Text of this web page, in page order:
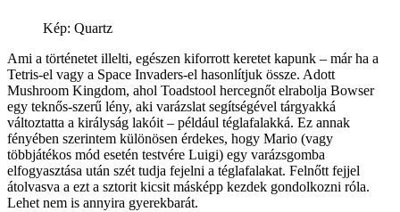
Kép: Quartz
Ami a történetet illelti, egészen kiforrott keretet kapunk – már ha a
Tetris-el vagy a Space Invaders-el hasonlítjuk össze. Adott
Mushroom Kingdom, ahol Toadstool hercegnőt elrabolja Bowser
egy teknős-szerű lény, aki varázslat segítségével tárgyakká
változtatta a királyság lakóit – például téglafalakká. Ez annak
fényében szerintem különösen érdekes, hogy Mario (vagy
többjátékos mód esetén testvére Luigi) egy varázsgomba
elfogyasztása után szét tudja fejelni a téglafalakat. Felnőtt fejjel
átolvasva a ezt a sztorit kicsit másképp kezdek gondolkozni róla.
Lehet nem is annyira gyerekbarát.